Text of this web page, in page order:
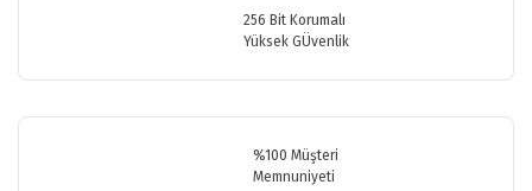
256 Bit Korumalı
Yüksek GÜvenlik
%100 Müşteri
Memnuniyeti